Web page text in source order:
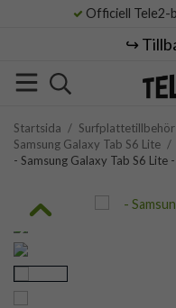
Officiell
↪️
Startsida / Surfplattetillbehör
Samsung Galaxy Tab S6 Lite /
- Samsung Galaxy Tab S6 Lite